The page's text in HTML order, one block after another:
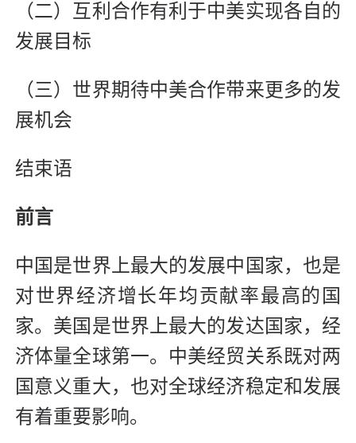
（二）互利合作有利于中美实现各自的
发展目标
（三）世界期待中美合作带来更多的发
展机会
结束语
前言
中国是世界上最大的发展中国家，也是
对世界经济增长年均贡献率最高的国
家。美国是世界上最大的发达国家，经
济体量全球第一。中美经贸关系既对两
国意义重大，也对全球经济稳定和发展
有着重要影响。